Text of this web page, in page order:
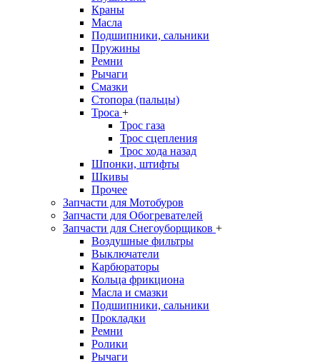
Краны
Масла
Подшипники, сальники
Пружины
Ремни
Рычаги
Смазки
Стопора (пальцы)
Троса +
Трос газа
Трос сцепления
Трос хода назад
Шпонки, штифты
Шкивы
Прочее
Запчасти для Мотобуров
Запчасти для Обогревателей
Запчасти для Снегоуборщиков +
Воздушные фильтры
Выключатели
Карбюраторы
Кольца фрикциона
Масла и смазки
Подшипники, сальники
Прокладки
Ремни
Ролики
Рычаги